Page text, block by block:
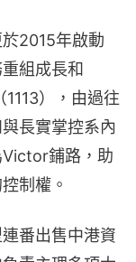
2015年啟動
組成長和
），由過往
長實掌控系內
鋪路，助
制權。
番出售中港資